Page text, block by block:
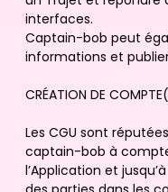
interfaces.
Captain-bob peut
informations et
CRÉATION DE
Les CGU sont
captain-bob à
l’Application et